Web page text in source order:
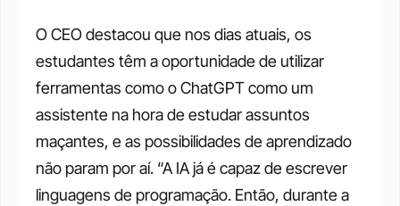
O CEO destacou que nos dias atuais, os
estudantes têm a oportunidade de utilizar
ferramentas como o ChatGPT como um
assistente na hora de estudar assuntos
maçantes, e as possibilidades de aprendizado
não param por aí. “A IA já é capaz de escrever
linguagens de programação. Então, durante a